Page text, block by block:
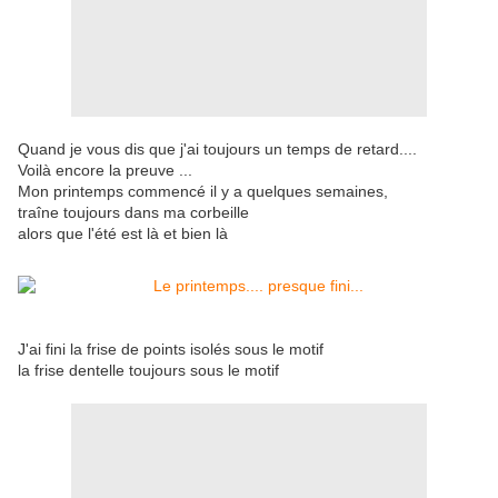
Quand je vous dis que j'ai toujours un temps de retard....
Voilà encore la preuve ...
Mon printemps commencé il y a quelques semaines,
traîne toujours dans ma corbeille
alors que l'été est là et bien là
J'ai fini la frise de points isolés sous le motif
la frise dentelle toujours sous le motif